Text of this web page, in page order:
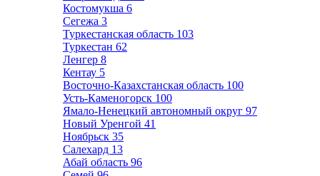
Костомукша 6
Сегежа 3
Туркестанская область 103
Туркестан 62
Ленгер 8
Кентау 5
Восточно-Казахстанская область 100
Усть-Каменогорск 100
Ямало-Ненецкий автономный округ 97
Новый Уренгой 41
Ноябрьск 35
Салехард 13
Абай область 96